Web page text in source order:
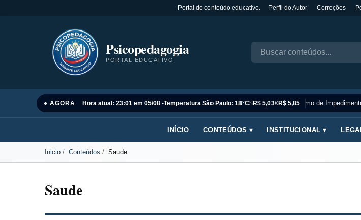
Portal de conteúdo educativo. Perfil do Autor Correções
Psicopedagogia
PORTAL EDUCATIVO
● AGORA Hora atual: 23:01 em 05/08 -Temperatura São Paulo: 18°C$R$ 5,03€R$ 5,85
Sinônimo de
INÍCIO CONTEÚDOS ▾ INSTITUCIONAL ▾
Inicio Conteúdos Saude
Saude